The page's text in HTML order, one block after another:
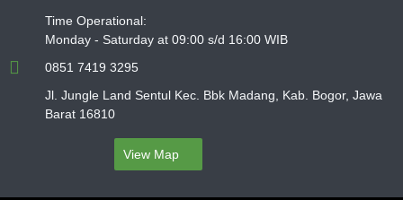
Time Operational:
Monday - Saturday at 09:00 s/d 16:00 WIB
0851 7419 3295
Jl. Jungle Land Sentul Kec. Bbk Madang, Kab. Bogor, Jawa
Barat 16810
View Map